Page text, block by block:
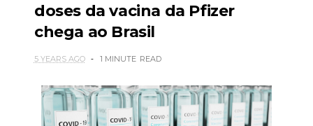
doses da vacina da Pfizer
chega ao Brasil
5 YEARS AGO 1 MINUTE READ